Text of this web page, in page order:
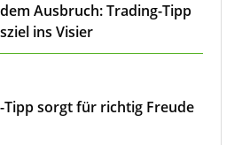
Ausbruch: Trading-Tipp
ins Visier
Tipp sorgt für richtig Freude